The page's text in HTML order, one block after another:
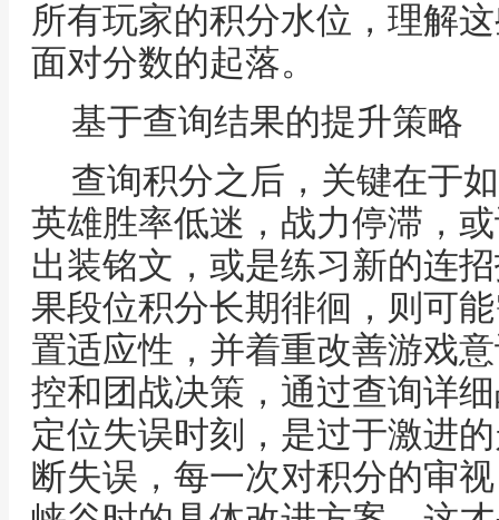
所有玩家的积分水位，理解
面对分数的起落。
基于查询结果的提升策略
查询积分之后，关键在于
英雄胜率低迷，战力停滞，
出装铭文，或是练习新的连
果段位积分长期徘徊，则可
置适应性，并着重改善游戏
控和团战决策，通过查询详
定位失误时刻，是过于激进
断失误，每一次对积分的审